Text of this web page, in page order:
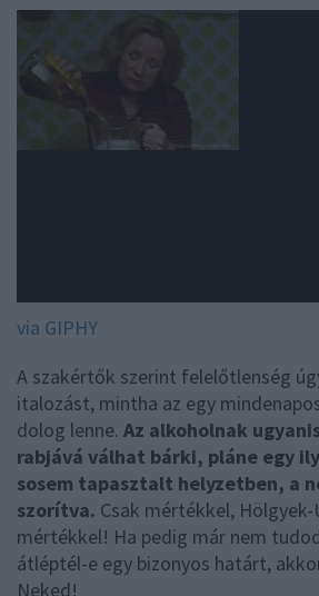
via GIPHY
A szakértők szerint felelőtlenség
italozást, mintha az egy
dolog lenne. Az alkoholnak
rabjává válhat bárki, pláne egy
sosem tapasztalt helyzetben, a
szorítva. Csak mértékkel, Hölgyek-
mértékkel! Ha pedig már nem
átléptél-e egy bizonyos határt,
Neked!